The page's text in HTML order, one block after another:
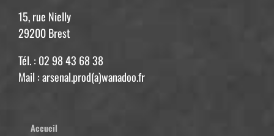
15, rue Nielly
29200 Brest
Tél. : 02 98 43 68 38
Mail : arsenal.prod(a)wanadoo.fr
Accueil